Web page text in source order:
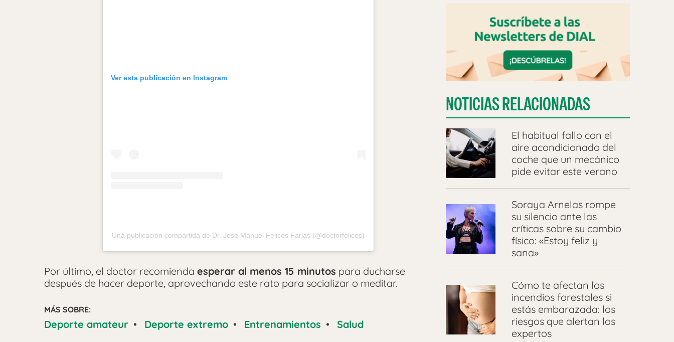
Ver esta publicación en Instagram
Una publicación compartida de Dr. Jose Manuel Felices Farias (@doctorfelices)
Por último, el doctor recomienda esperar al menos 15 minutos para ducharse
después de hacer deporte, aprovechando este rato para socializar o meditar.
MÁS SOBRE:
Deporte amateur • Deporte extremo • Entrenamientos • Salud
NOTICIAS RELACIONADAS
El habitual fallo con el
aire acondicionado del
coche que un mecánico
pide evitar este verano
Soraya Arnelas rompe
su silencio ante las
críticas sobre su cambio
físico: «Estoy feliz y
sana»
Cómo te afectan los
incendios forestales si
estás embarazada: los
riesgos que alertan los
expertos